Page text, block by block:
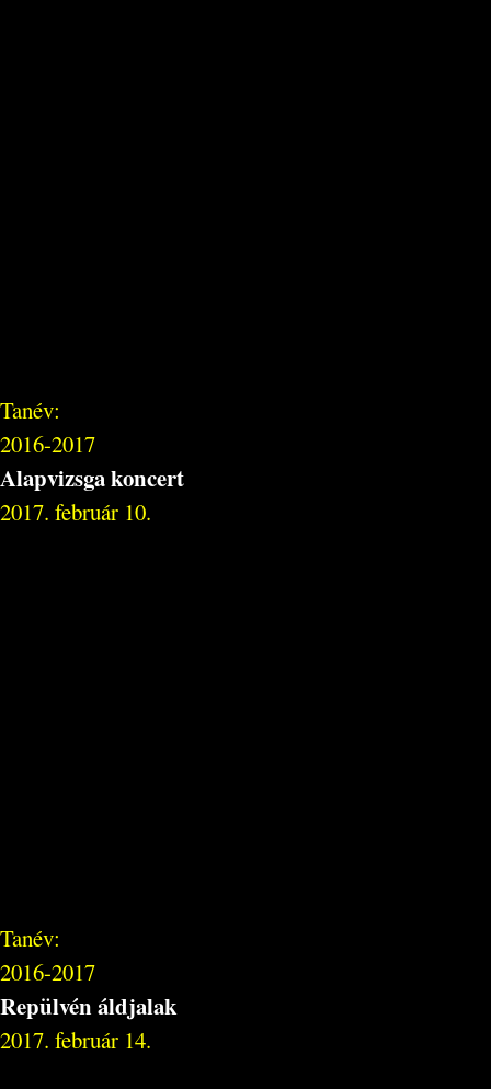
Tanév:
2016-2017
Alapvizsga koncert
2017. február 10.
Tanév:
2016-2017
Repülvén áldjalak
2017. február 14.